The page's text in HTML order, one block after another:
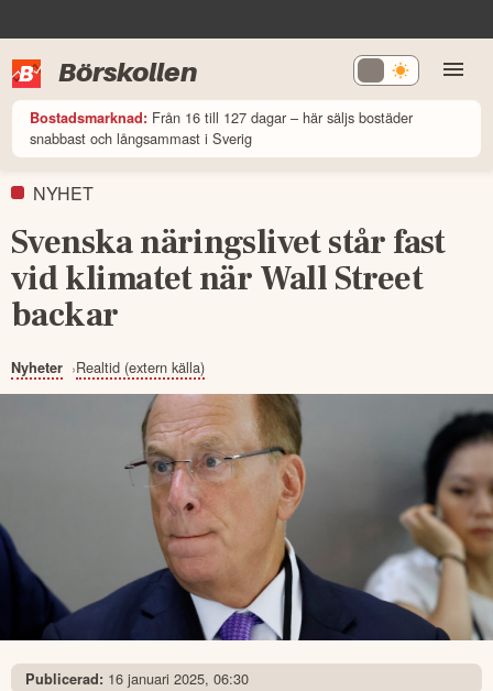
Börskollen
Bostadsmarknad: Från 16 till 127 dagar – här säljs bostäder
snabbast och långsammast i Sverig
NYHET
Svenska näringslivet står fast
vid klimatet när Wall Street
backar
Nyheter Realtid (extern källa)
Publicerad: 16 januari 2025, 06:30